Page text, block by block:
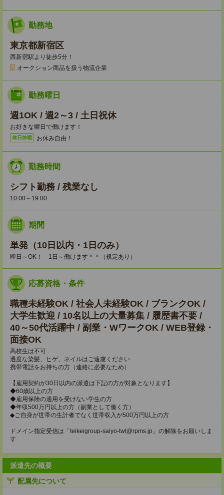
勤務地
東京都新宿区
西新宿駅より徒歩5分！
オークション商品を扱う物流企業
勤務曜日
週1OK / 週2～3 / 土日祝休
お好きな曜日で働けます！
休日休暇 お休み自由！
勤務時間
シフト勤務 / 残業なし
10:00～19:00
期間
単発（10日以内・1日のみ）
即日～OK！ 1日～働けます＾＾（規定あり）
応募資格・条件
職種未経験OK / 社会人未経験OK / ブランクOK /
大学生歓迎 / 10名以上の大量募集 / 履歴書不要 /
40～50代活躍中 / 副業・WワークOK / WEB登録・
面接OK
高校生は不可
過度な染髪、ヒゲ、ネイルはご遠慮ください
携帯電話をお持ちの方（連絡に必要なため）
【雇用契約が30日以内の派遣は下記の方が対象となります】
◆60歳以上の方
◆雇用保険の適用を受けない学生の方
◆年収500万円以上の方（副業として働く方）
◆ご自身が世帯の生計者でなく世帯収入が500万円以上の方
ドメイン指定受信は「teikeigroup-saiyo-twt@rpms.jp」の解除をお願いしま
す
派遣先の概要
配属先について